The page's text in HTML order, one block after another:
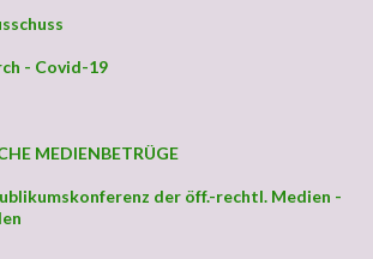
- Covid-19
MEDIENBETRÜGE
der öff.-rechtl. Medien -